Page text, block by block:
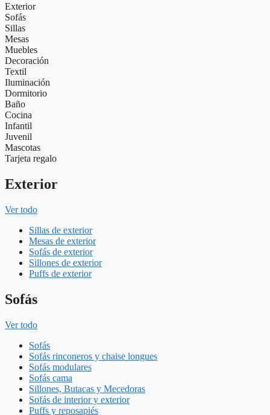
Exterior
Sofás
Sillas
Mesas
Muebles
Decoración
Textil
Iluminación
Dormitorio
Baño
Cocina
Infantil
Juvenil
Mascotas
Tarjeta regalo
Exterior
Ver todo
Sillas de exterior
Mesas de exterior
Sofás de exterior
Sillones de exterior
Puffs de exterior
Sofás
Ver todo
Sofás
Sofás rinconeros y chaise longues
Sofás modulares
Sofás cama
Sillones, Butacas y Mecedoras
Sofás de interior y exterior
Puffs y reposapiés